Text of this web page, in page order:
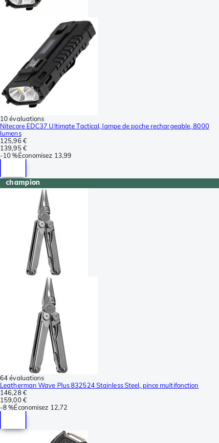
10 évaluations
Nitecore EDC37 Ultimate Tactical, lampe de poche rechargeable, 8000
lumens
125,96 €
139,95 €
-10 %Économisez 13,99
champion
64 évaluations
Leatherman Wave Plus 832524 Stainless Steel, pince multifonction
146,28 €
159,00 €
-8 %Économisez 12,72